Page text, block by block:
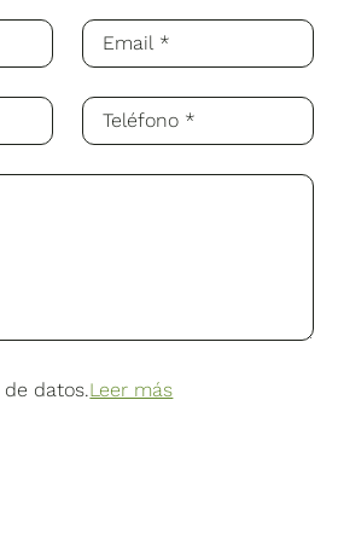
datos.Leer más